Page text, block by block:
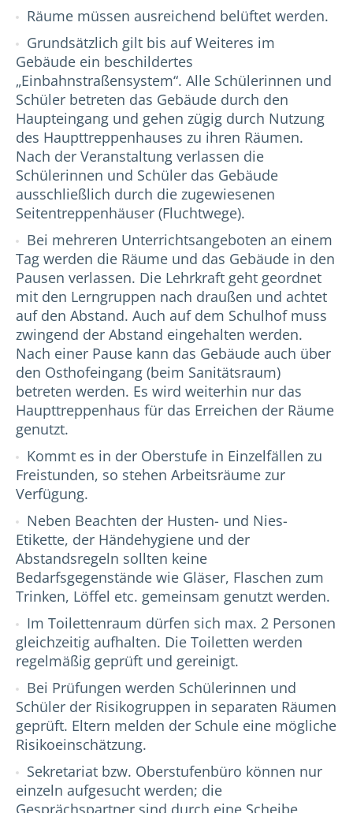
Räume müssen ausreichend belüftet werden.
Grundsätzlich gilt bis auf Weiteres im
Gebäude ein beschildertes
„Einbahnstraßensystem“. Alle Schülerinnen und
Schüler betreten das Gebäude durch den
Haupteingang und gehen zügig durch Nutzung
des Haupttreppenhauses zu ihren Räumen.
Nach der Veranstaltung verlassen die
Schülerinnen und Schüler das Gebäude
ausschließlich durch die zugewiesenen
Seitentreppenhäuser (Fluchtwege).
Bei mehreren Unterrichtsangeboten an einem
Tag werden die Räume und das Gebäude in den
Pausen verlassen. Die Lehrkraft geht geordnet
mit den Lerngruppen nach draußen und achtet
auf den Abstand. Auch auf dem Schulhof muss
zwingend der Abstand eingehalten werden.
Nach einer Pause kann das Gebäude auch über
den Osthofeingang (beim Sanitätsraum)
betreten werden. Es wird weiterhin nur das
Haupttreppenhaus für das Erreichen der Räume
genutzt.
Kommt es in der Oberstufe in Einzelfällen zu
Freistunden, so stehen Arbeitsräume zur
Verfügung.
Neben Beachten der Husten- und Nies-
Etikette, der Händehygiene und der
Abstandsregeln sollten keine
Bedarfsgegenstände wie Gläser, Flaschen zum
Trinken, Löffel etc. gemeinsam genutzt werden.
Im Toilettenraum dürfen sich max. 2 Personen
gleichzeitig aufhalten. Die Toiletten werden
regelmäßig geprüft und gereinigt.
Bei Prüfungen werden Schülerinnen und
Schüler der Risikogruppen in separaten Räumen
geprüft. Eltern melden der Schule eine mögliche
Risikoeinschätzung.
Sekretariat bzw. Oberstufenbüro können nur
einzeln aufgesucht werden; die
Gesprächspartner sind durch eine Scheibe